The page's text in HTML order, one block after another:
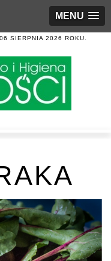
MENU
SIERPNIA 2026 ROKU.